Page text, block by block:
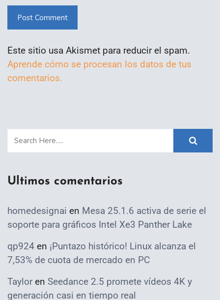
Post Comment
Este sitio usa Akismet para reducir el spam.
Aprende cómo se procesan los datos de tus
comentarios.
Ultimos comentarios
homedesignai en Mesa 25.1.6 activa de serie el
soporte para gráficos Intel Xe3 Panther Lake
qp924 en ¡Puntazo histórico! Linux alcanza el
7,53% de cuota de mercado en PC
Taylor en Seedance 2.5 promete vídeos 4K y
generación casi en tiempo real